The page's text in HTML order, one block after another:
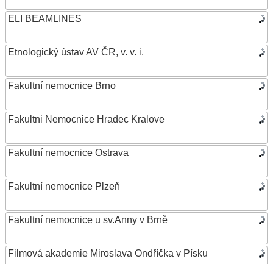
ELI BEAMLINES
Etnologický ústav AV ČR, v. v. i.
Fakultní nemocnice Brno
Fakultni Nemocnice Hradec Kralove
Fakultní nemocnice Ostrava
Fakultní nemocnice Plzeň
Fakultní nemocnice u sv.Anny v Brně
Filmová akademie Miroslava Ondříčka v Písku